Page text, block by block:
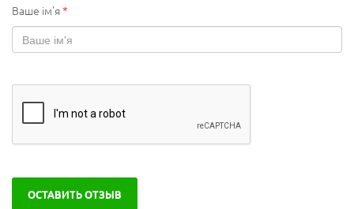
Ваше ім'я*
ОСТАВИТЬ ОТЗЫВ